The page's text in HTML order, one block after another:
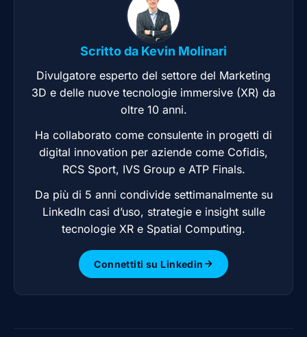
Scritto da Kevin Molinari
Divulgatore esperto del settore del Marketing
3D e delle nuove tecnologie immersive (XR) da
oltre 10 anni.
Ha collaborato come consulente in progetti di
digital innovation per aziende come Cofidis,
RCS Sport, IVS Group e ATP Finals.
Da più di 5 anni condivide settimanalmente su
LinkedIn casi d’uso, strategie e insight sulle
tecnologie XR e Spatial Computing.
Connettiti su Linkedin